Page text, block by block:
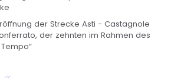
der Strecke Asti - Castagnole
der zehnten im Rahmen des